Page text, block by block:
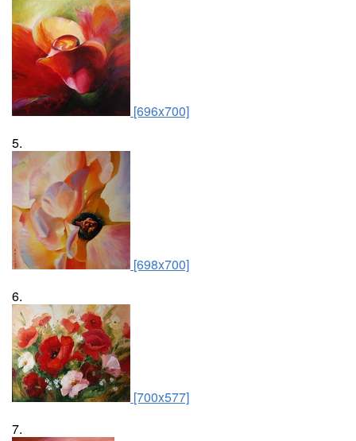
[696x700]
5.
[698x700]
6.
[700x577]
7.